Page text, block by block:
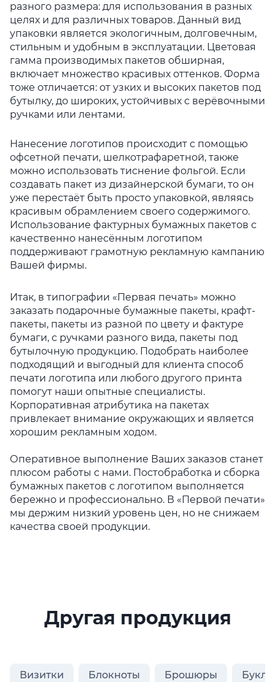
разного размера: для использования в разных
целях и для различных товаров. Данный вид
упаковки является экологичным, долговечным,
стильным и удобным в эксплуатации. Цветовая
гамма производимых пакетов обширная,
включает множество красивых оттенков. Форма
тоже отличается: от узких и высоких пакетов под
бутылку, до широких, устойчивых с верёвочными
ручками или лентами.
Нанесение логотипов происходит с помощью
офсетной печати, шелкотрафаретной, также
можно использовать тиснение фольгой. Если
создавать пакет из дизайнерской бумаги, то он
уже перестаёт быть просто упаковкой, являясь
красивым обрамлением своего содержимого.
Использование фактурных бумажных пакетов с
качественно нанесённым логотипом
поддерживают грамотную рекламную кампанию
Вашей фирмы.
Итак, в типографии «Первая печать» можно
заказать подарочные бумажные пакеты, крафт-
пакеты, пакеты из разной по цвету и фактуре
бумаги, с ручками разного вида, пакеты под
бутылочную продукцию. Подобрать наиболее
подходящий и выгодный для клиента способ
печати логотипа или любого другого принта
помогут наши опытные специалисты.
Корпоративная атрибутика на пакетах
привлекает внимание окружающих и является
хорошим рекламным ходом.
Оперативное выполнение Ваших заказов станет
плюсом работы с нами. Постобработка и сборка
бумажных пакетов с логотипом выполняется
бережно и профессионально. В «Первой печати»
мы держим низкий уровень цен, но не снижаем
качества своей продукции.
Другая продукция
Визитки Блокноты Брошюры